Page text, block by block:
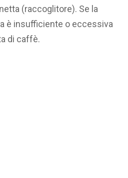
(raccoglitore). Se la
è insufficiente o eccessiva
di caffè.